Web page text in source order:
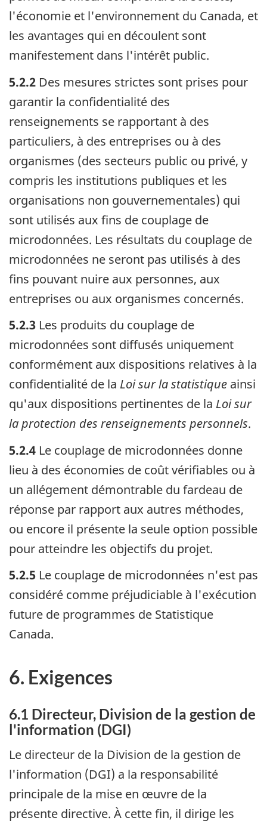
l'économie et l'environnement du Canada, et
les avantages qui en découlent sont
manifestement dans l'intérêt public.
5.2.2 Des mesures strictes sont prises pour
garantir la confidentialité des
renseignements se rapportant à des
particuliers, à des entreprises ou à des
organismes (des secteurs public ou privé, y
compris les institutions publiques et les
organisations non gouvernementales) qui
sont utilisés aux fins de couplage de
microdonnées. Les résultats du couplage de
microdonnées ne seront pas utilisés à des
fins pouvant nuire aux personnes, aux
entreprises ou aux organismes concernés.
5.2.3 Les produits du couplage de
microdonnées sont diffusés uniquement
conformément aux dispositions relatives à la
confidentialité de la Loi sur la statistique ainsi
qu'aux dispositions pertinentes de la Loi sur
la protection des renseignements personnels.
5.2.4 Le couplage de microdonnées donne
lieu à des économies de coût vérifiables ou à
un allégement démontrable du fardeau de
réponse par rapport aux autres méthodes,
ou encore il présente la seule option possible
pour atteindre les objectifs du projet.
5.2.5 Le couplage de microdonnées n'est pas
considéré comme préjudiciable à l'exécution
future de programmes de Statistique
Canada.
6. Exigences
6.1 Directeur, Division de la gestion de
l'information (DGI)
Le directeur de la Division de la gestion de
l'information (DGI) a la responsabilité
principale de la mise en œuvre de la
présente directive. À cette fin, il dirige les